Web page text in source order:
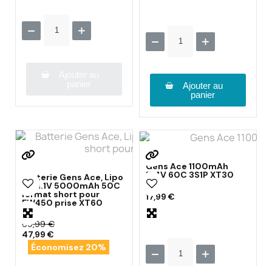
Ajouter au
panier
Batterie Gens Ace, Lipo
3S 11.1V 5000mAh 50C
format short pour
FW450 prise XT60
59,99 €
47,99 €
Économisez 20%
Gens Ace 1100mAh
11.4V 60C 3S1P XT30
17,99 €